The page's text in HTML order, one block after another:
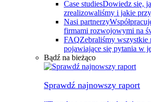
Case studiesDowiedz się,
zrealizowaliśmy i jakie
Nasi partnerzy
firmami rozwojowymi na
FAQZebraliśmy wszystkie
pojawiające się pytania w
Bądź na bieżąco
Sprawdź najnowszy raport